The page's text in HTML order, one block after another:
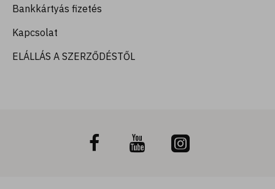
Bankkártyás fizetés
Kapcsolat
ELÁLLÁS A SZERZŐDÉSTŐL